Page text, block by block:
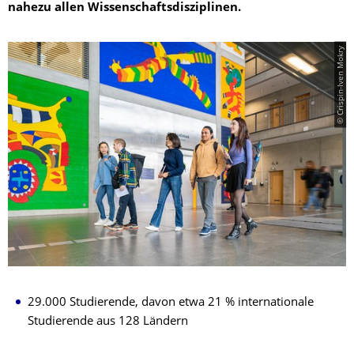
nahezu allen Wissenschaftsdisziplinen.
© Crispin-Iven Mokry
29.000 Studierende, davon etwa 21 % internationale
Studierende aus 128 Ländern